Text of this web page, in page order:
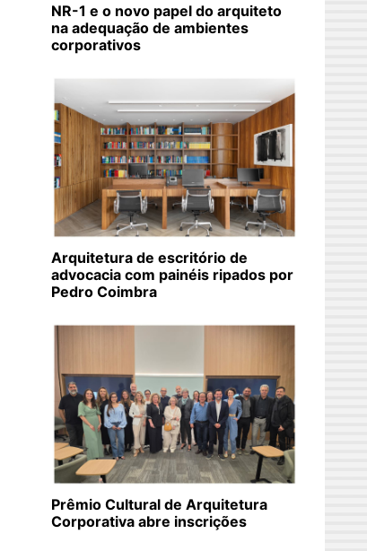
NR-1 e o novo papel do arquiteto
na adequação de ambientes
corporativos
Arquitetura de escritório de
advocacia com painéis ripados por
Pedro Coimbra
Prêmio Cultural de Arquitetura
Corporativa abre inscrições